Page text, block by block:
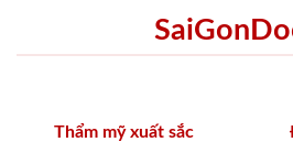
Thẩm mỹ xuất sắc